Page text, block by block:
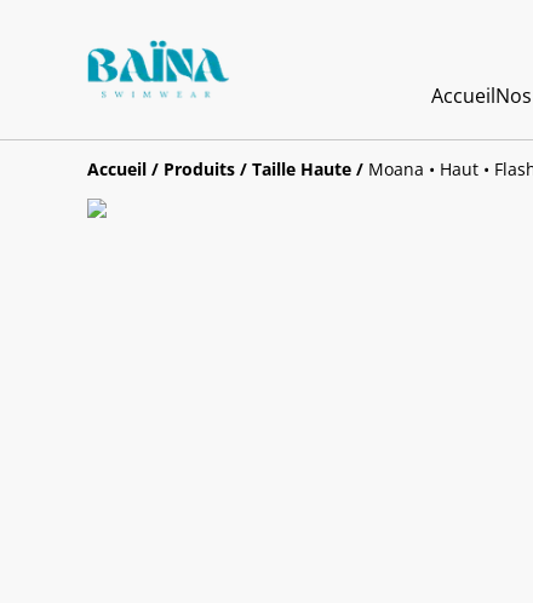
Accueil
Accueil / Produits / Taille Haute / Moana • Haut •